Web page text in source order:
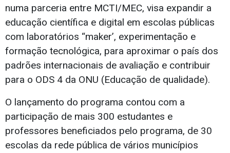
numa parceria entre MCTI/MEC, visa expandir a
educação científica e digital em escolas públicas
com laboratórios “maker’, experimentação e
formação tecnológica, para aproximar o país dos
padrões internacionais de avaliação e contribuir
para o ODS 4 da ONU (Educação de qualidade).
O lançamento do programa contou com a
participação de mais 300 estudantes e
professores beneficiados pelo programa, de 30
escolas da rede pública de vários municípios